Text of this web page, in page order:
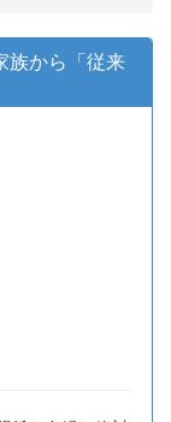
族から「従来